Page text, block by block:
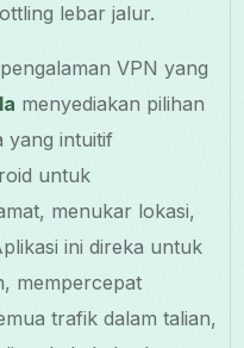
lebar jalur.
VPN yang
menyediakan pilihan
yang intuitif
untuk
menukar lokasi,
ini direka untuk
mempercepat
trafik dalam talian,